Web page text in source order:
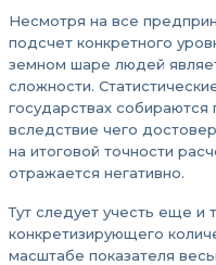
Несмотря на все
подсчет конкретного
земном шаре людей
сложности.
государствах
вследствие чего
на итоговой точности
отражается негативно.
Тут следует учесть еще и
конкретизирующего
масштабе показателя